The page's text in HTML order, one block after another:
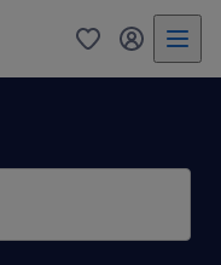
0 my